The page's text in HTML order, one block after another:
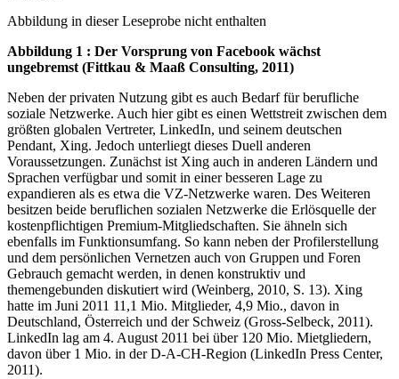
Abbildung in dieser Leseprobe nicht enthalten
Abbildung 1 : Der Vorsprung von Facebook wächst
ungebremst (Fittkau & Maaß Consulting, 2011)
Neben der privaten Nutzung gibt es auch Bedarf für berufliche
soziale Netzwerke. Auch hier gibt es einen Wettstreit zwischen dem
größten globalen Vertreter, LinkedIn, und seinem deutschen
Pendant, Xing. Jedoch unterliegt dieses Duell anderen
Voraussetzungen. Zunächst ist Xing auch in anderen Ländern und
Sprachen verfügbar und somit in einer besseren Lage zu
expandieren als es etwa die VZ-Netzwerke waren. Des Weiteren
besitzen beide beruflichen sozialen Netzwerke die Erlösquelle der
kostenpflichtigen Premium-Mitgliedschaften. Sie ähneln sich
ebenfalls im Funktionsumfang. So kann neben der Profilerstellung
und dem persönlichen Vernetzen auch von Gruppen und Foren
Gebrauch gemacht werden, in denen konstruktiv und
themengebunden diskutiert wird (Weinberg, 2010, S. 13). Xing
hatte im Juni 2011 11,1 Mio. Mitglieder, 4,9 Mio., davon in
Deutschland, Österreich und der Schweiz (Gross-Selbeck, 2011).
LinkedIn lag am 4. August 2011 bei über 120 Mio. Mietgliedern,
davon über 1 Mio. in der D-A-CH-Region (LinkedIn Press Center,
2011).